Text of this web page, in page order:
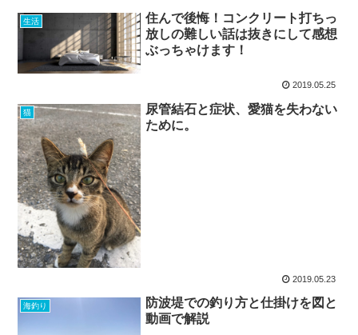
生活
住んで後悔！コンクリート打ちっ
放しの難しい話は抜きにして感想
ぶっちゃけます！
2019.05.25
猫
尿管結石と症状、愛猫を失わない
ために。
2019.05.23
海釣り
防波堤での釣り方と仕掛けを図と
動画で解説